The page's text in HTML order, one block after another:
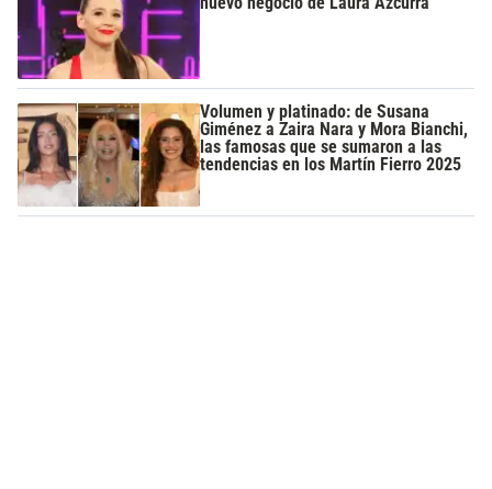
Volumen y platinado: de Susana
Giménez a Zaira Nara y Mora Bianchi,
las famosas que se sumaron a las
tendencias en los Martín Fierro 2025